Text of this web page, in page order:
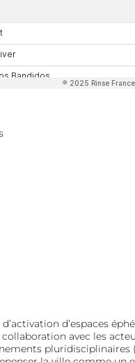
d’espaces
avec les
pluridisciplinaires